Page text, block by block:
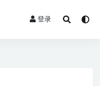
登录